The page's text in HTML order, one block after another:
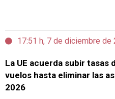
17:51 h, 7 de diciembre de
La UE acuerda subir tasas
vuelos hasta eliminar las
2026